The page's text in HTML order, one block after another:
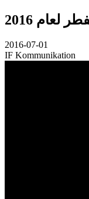
2016
2016-07-01
IF Kommunikation